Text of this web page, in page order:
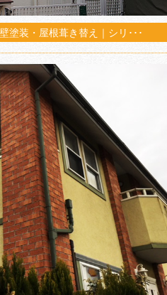
塗装・屋根葺き替え｜シリ･･･